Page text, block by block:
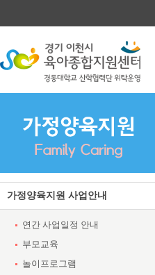
가정양육지원 사업안내
연간 사업일정 안내
부모교육
놀이프로그램